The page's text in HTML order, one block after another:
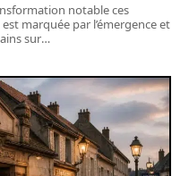
notable ces
marquée par l’émergence et
sur…